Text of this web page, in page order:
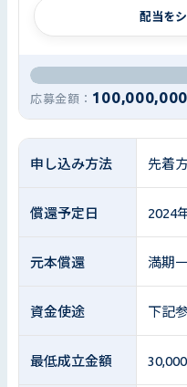
配当を
応募金額：
申し込み方法 先着
償還予定日 2024
元本償還 満期
資金使途 下記
最低成立金額